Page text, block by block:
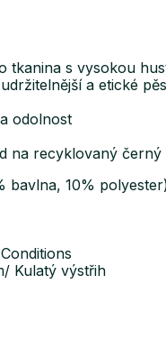
tkanina s vysokou
a etické
odolnost
na recyklovaný
bavlna, 10%
Kulatý výstřih